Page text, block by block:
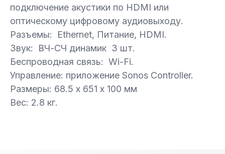
подключение акустики по HDMI или
оптическому цифровому аудиовыходу.
Разъемы: Ethernet, Питание, HDMI.
Звук: ВЧ-СЧ динамик 3 шт.
Беспроводная связь: Wi-Fi.
Управление: приложение Sonos Controller.
Размеры: 68.5 х 651 х 100 мм
Вес: 2.8 кг.